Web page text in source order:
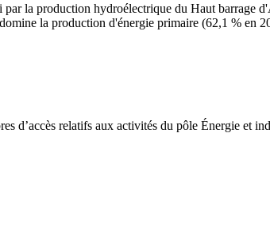
la production hydroélectrique du Haut barrage
la production d'énergie primaire (62,1 % en
d’accès relatifs aux activités du pôle Énergie et